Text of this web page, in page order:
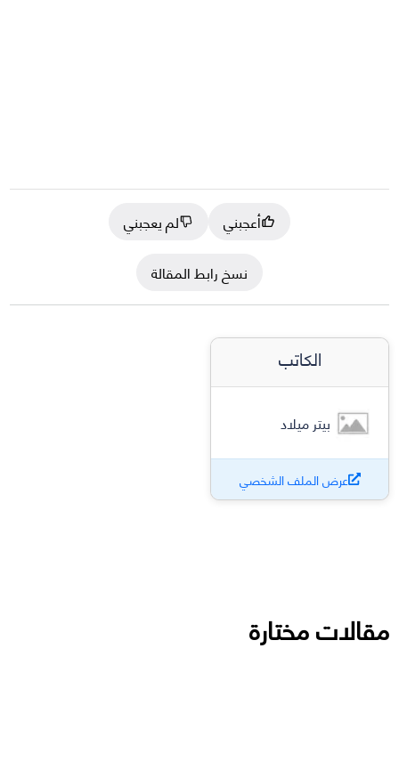
أعجبني
لم يعجبني
نسخ رابط المقالة
الكاتب
بيتر ميلاد
عرض الملف الشخصي
مقالات مختارة